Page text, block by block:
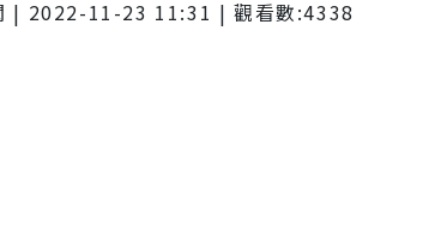
| 2022-11-23 11:31 | 觀看數:4338